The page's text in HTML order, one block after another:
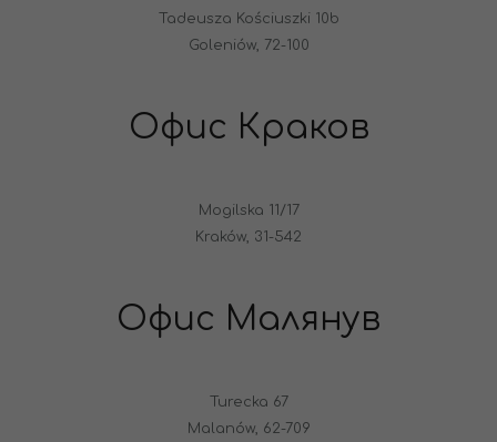
Tadeusza Kościuszki 10b
Goleniów, 72-100
Офис Краков
Mogilska 11/17
Kraków, 31-542
Офис Малянув
Turecka 67
Malanów, 62-709